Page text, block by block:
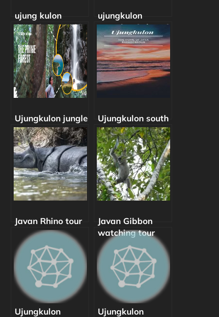
ujung kulon
Camping tour 2D
ujungkulon
camping 3 days 2
night
Ujungkulon jungle
tour
Ujungkulon south
coast Adventure
Javan Rhino tour
Javan Gibbon
watching tour
Ujungkulon
Ujungkulon